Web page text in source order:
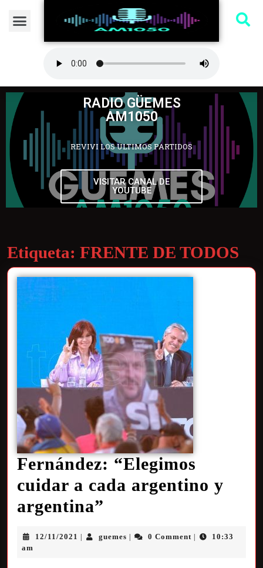
RADIO GÜEMES
AM1050
REVIVI LOS ULTIMOS PARTIDOS
VISITAR CANAL DE
YOUTUBE
Etiqueta: FRENTE DE TODOS
Fernández: “Elegimos
cuidar a cada argentino y
argentina”
12/11/2021 guemes 0 Comment
10:33
am